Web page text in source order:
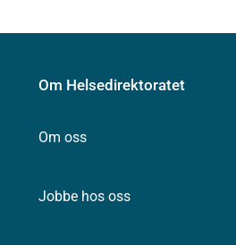
Om Helsedirektoratet
Om oss
Jobbe hos oss